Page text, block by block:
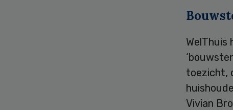
toezicht,
Vivian